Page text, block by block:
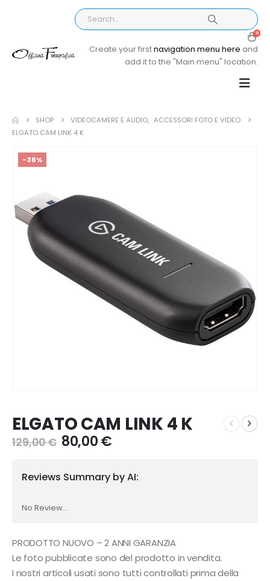
0
Create your firstnavigation menu here and
add it to the "Main menu" location.
SHOP VIDEOCAMERE E AUDIO, ACCESSORI FOTO E VIDEO
ELGATO CAM LINK 4 K
-38%
ELGATO CAM LINK 4 K
129,00€ Il
prezzo
era:
80,00€Il
è:
Reviews Summary by AI:
No Review...
PRODOTTO NUOVO – 2 ANNI GARANZIA
Le foto pubblicate sono del prodotto in vendita.
I nostri articoli usati sono tutti controllati prima della